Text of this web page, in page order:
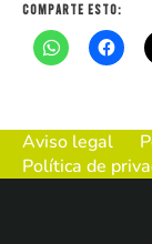
Comparte esto:
Aviso legal
Política de